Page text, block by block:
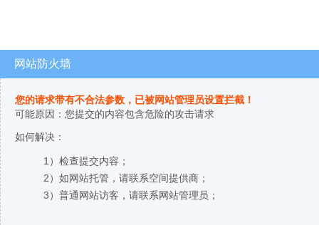
网站防火墙
您的请求带有不合法参数，已被网站管理员设置拦截！
可能原因：您提交的内容包含危险的攻击请求
如何解决：
1）检查提交内容；
2）如网站托管，请联系空间提供商；
3）普通网站访客，请联系网站管理员；